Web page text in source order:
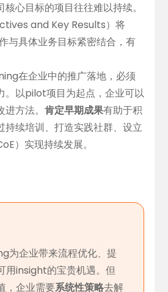
心目标的项目往往难以持续。
and Key Results）将
与具体业务目标紧密结合，有
在企业中的推广落地，必须
。以pilot项目为起点，企业可以
进方法。肯定早期成果有助于积
持续培训、打造实践社群、设立
）实现持续发展。
为企业带来流程优化、提
用insight的宝贵机遇。但
，企业需要系统性策略去解